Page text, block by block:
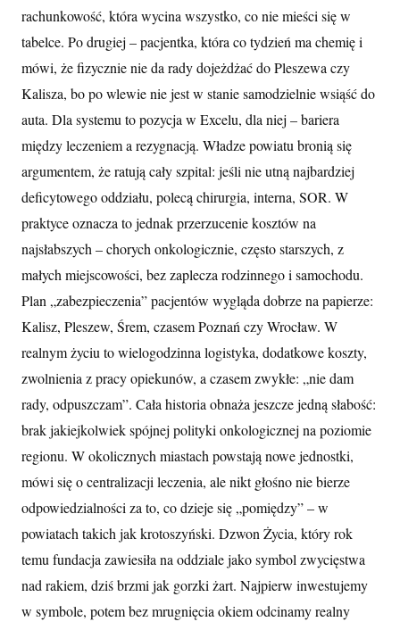
rachunkowość, która wycina wszystko, co nie mieści się w
tabelce. Po drugiej – pacjentka, która co tydzień ma chemię i
mówi, że fizycznie nie da rady dojeżdżać do Pleszewa czy
Kalisza, bo po wlewie nie jest w stanie samodzielnie wsiąść do
auta. Dla systemu to pozycja w Excelu, dla niej – bariera
między leczeniem a rezygnacją. Władze powiatu bronią się
argumentem, że ratują cały szpital: jeśli nie utną najbardziej
deficytowego oddziału, polecą chirurgia, interna, SOR. W
praktyce oznacza to jednak przerzucenie kosztów na
najsłabszych – chorych onkologicznie, często starszych, z
małych miejscowości, bez zaplecza rodzinnego i samochodu.
Plan „zabezpieczenia” pacjentów wygląda dobrze na papierze:
Kalisz, Pleszew, Śrem, czasem Poznań czy Wrocław. W
realnym życiu to wielogodzinna logistyka, dodatkowe koszty,
zwolnienia z pracy opiekunów, a czasem zwykłe: „nie dam
rady, odpuszczam”. Cała historia obnaża jeszcze jedną słabość:
brak jakiejkolwiek spójnej polityki onkologicznej na poziomie
regionu. W okolicznych miastach powstają nowe jednostki,
mówi się o centralizacji leczenia, ale nikt głośno nie bierze
odpowiedzialności za to, co dzieje się „pomiędzy” – w
powiatach takich jak krotoszyński. Dzwon Życia, który rok
temu fundacja zawiesiła na oddziale jako symbol zwycięstwa
nad rakiem, dziś brzmi jak gorzki żart. Najpierw inwestujemy
w symbole, potem bez mrugnięcia okiem odcinamy realny